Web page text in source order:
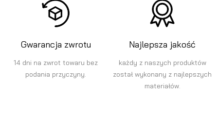
Gwarancja zwrotu
14 dni na zwrot towaru bez
podania przyczyny.
Najlepsza jakość
każdy z naszych produktów
został wykonany z najlepszych
materiałów.